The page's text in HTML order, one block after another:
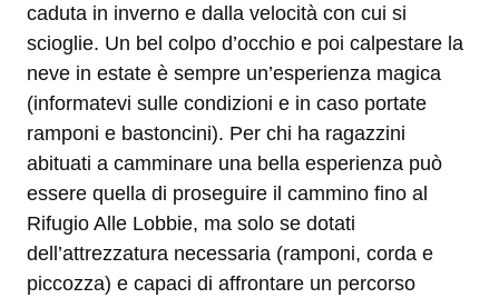
caduta in inverno e dalla velocità con cui si
scioglie. Un bel colpo d’occhio e poi calpestare la
neve in estate è sempre un’esperienza magica
(informatevi sulle condizioni e in caso portate
ramponi e bastoncini). Per chi ha ragazzini
abituati a camminare una bella esperienza può
essere quella di proseguire il cammino fino al
Rifugio Alle Lobbie, ma solo se dotati
dell’attrezzatura necessaria (ramponi, corda e
piccozza) e capaci di affrontare un percorso